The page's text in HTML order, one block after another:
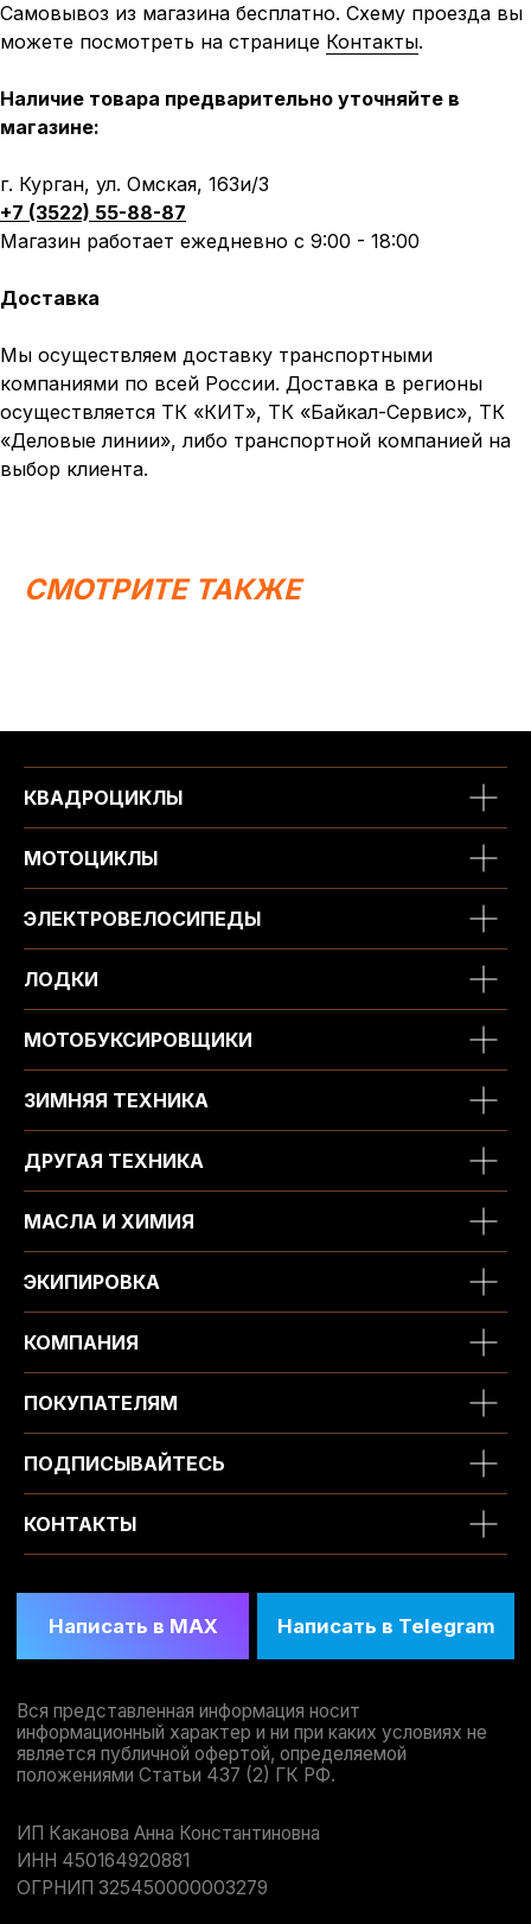
Самовывоз из магазина бесплатно. Схему проезда вы
можете посмотреть на странице Контакты.
Наличие товара предварительно уточняйте в
магазине:
г. Курган, ул. Омская, 163и/3
+7 (3522) 55-88-87
Магазин работает ежедневно с 9:00 - 18:00
Доставка
Мы осуществляем доставку транспортными
компаниями по всей России. Доставка в регионы
осуществляется ТК «КИТ», ТК «Байкал-Сервис», ТК
«Деловые линии», либо транспортной компанией на
выбор клиента.
СМОТРИТЕ ТАКЖЕ
КВАДРОЦИКЛЫ
МОТОЦИКЛЫ
ЭЛЕКТРОВЕЛОСИПЕДЫ
ЛОДКИ
МОТОБУКСИРОВЩИКИ
ЗИМНЯЯ ТЕХНИКА
ДРУГАЯ ТЕХНИКА
МАСЛА И ХИМИЯ
ЭКИПИРОВКА
КОМПАНИЯ
ПОКУПАТЕЛЯМ
ПОДПИСЫВАЙТЕСЬ
КОНТАКТЫ
ИП Каканова Анна Константиновна
2026, МотоТехника45